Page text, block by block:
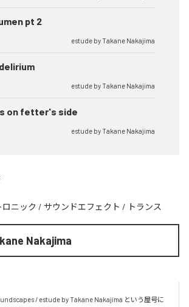
pt 2
estude by Takane Nakajima
estude by Takane Nakajima
on fetter's side
estude by Takane Nakajima
ニック / サウンドエフェクト / トランス
Nakajima
/ estude by Takane Nakajima という屋号に